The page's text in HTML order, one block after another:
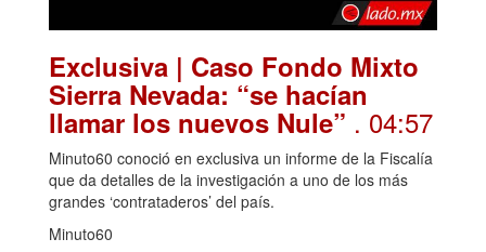
Exclusiva | Caso Fondo Mixto
Sierra Nevada: “se hacían
llamar los nuevos Nule” . 04:57
Minuto60 conoció en exclusiva un informe de la Fiscalía
que da detalles de la investigación a uno de los más
grandes ‘contrataderos’ del país.
Minuto60